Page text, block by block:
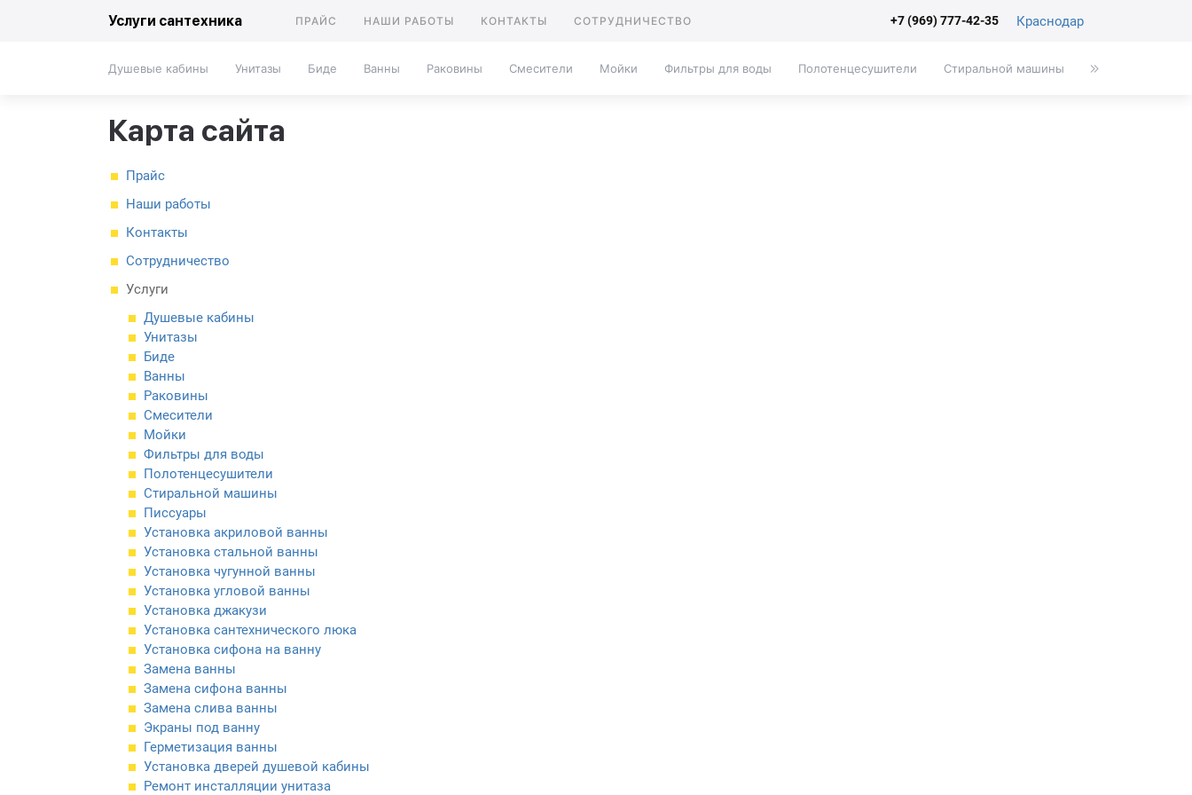
Услуги сантехника ПРАЙС НАШИ РАБОТЫ КОНТАКТЫ СОТРУДНИЧЕСТВО +7 (969) 777-42-35 Краснодар
Душевые кабины Унитазы Биде Ванны Раковины Смесители Мойки Фильтры для воды Полотенцесушители Стиральной машины Писсуары
Карта сайта
Прайс
Наши работы
Контакты
Сотрудничество
Услуги
Душевые кабины
Унитазы
Биде
Ванны
Раковины
Смесители
Мойки
Фильтры для воды
Полотенцесушители
Стиральной машины
Писсуары
Установка акриловой ванны
Установка стальной ванны
Установка чугунной ванны
Установка угловой ванны
Установка джакузи
Установка сантехнического люка
Установка сифона на ванну
Замена ванны
Замена сифона ванны
Замена слива ванны
Экраны под ванну
Герметизация ванны
Установка дверей душевой кабины
Ремонт инсталляции унитаза